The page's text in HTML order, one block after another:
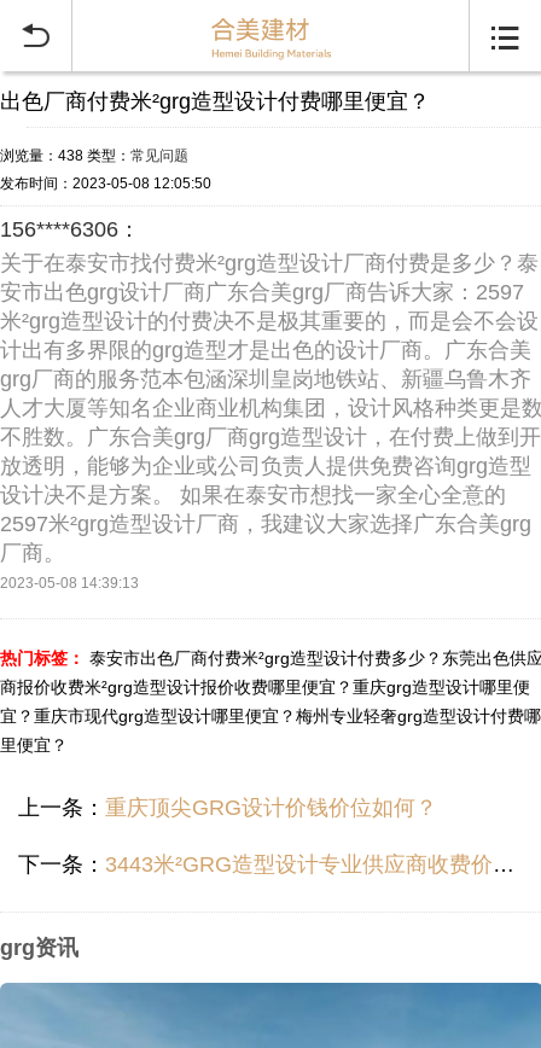
 
出色厂商付费米²grg造型设计付费哪里便宜？
浏览量：438 类型： 常见问题
发布时间：2023-05-08 12:05:50
156****6306：
关于在泰安市找付费米²grg造型设计厂商付费是多少？泰
安市出色grg设计厂商广东合美grg厂商告诉大家：2597
米²grg造型设计的付费决不是极其重要的，而是会不会设
计出有多界限的grg造型才是出色的设计厂商。广东合美
grg厂商的服务范本包涵深圳皇岗地铁站、新疆乌鲁木齐
人才大厦等知名企业商业机构集团，设计风格种类更是
不胜数。广东合美grg厂商grg造型设计，在付费上做到开
放透明，能够为企业或公司负责人提供免费咨询grg造型
设计决不是方案。 如果在泰安市想找一家全心全意的
2597米²grg造型设计厂商，我建议大家选择广东合美grg
厂商。
2023-05-08 14:39:13
热门标签： 泰安市出色厂商付费米²grg造型设计付费多少？ 东莞出色供
商报价收费米²grg造型设计报价收费哪里便宜？重庆grg造型设计哪里便
宜？重庆市现代grg造型设计哪里便宜？梅州专业轻奢grg造型设计付费哪
里便宜？
上一条： 重庆顶尖GRG设计价钱价位如何？
下一条： 3443米²GRG造型设计专业供应商收费价位如何？
grg资讯